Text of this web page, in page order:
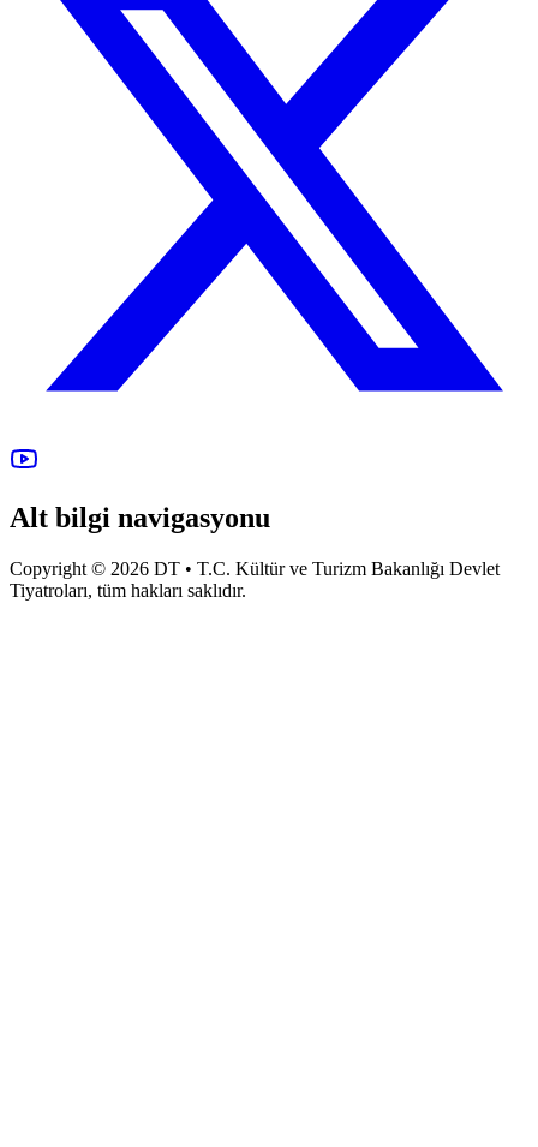
Alt bilgi navigasyonu
Copyright © 2026 DT • T.C. Kültür ve Turizm Bakanlığı Devlet
Tiyatroları, tüm hakları saklıdır.